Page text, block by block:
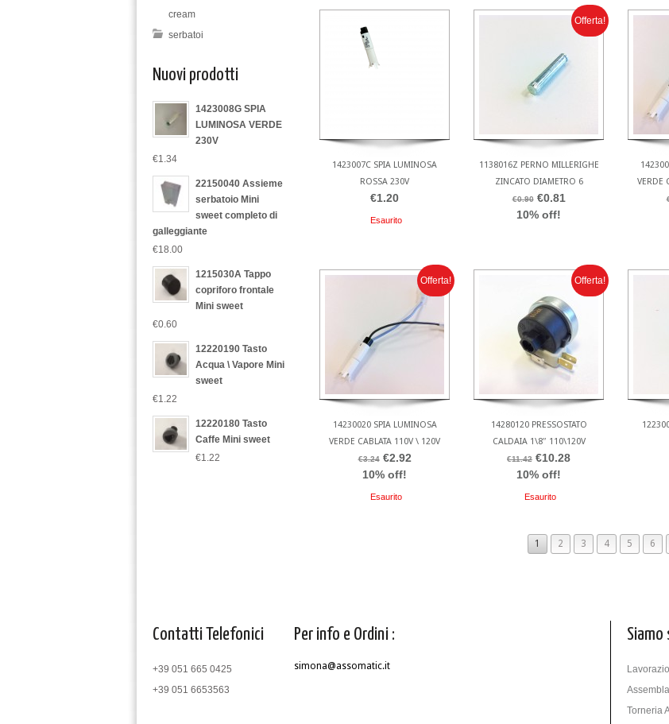
1423007C SPIA LUMINOSA
ROSSA 230V
€1.20
Esaurito
Offerta!
1138016Z PERNO MILLERIGHE
ZINCATO DIAMETRO 6
€0.90 €0.81
10% off!
VERDE
Offerta!
14230020 SPIA LUMINOSA
VERDE CABLATA 110V \ 120V
€3.24 €2.92
10% off!
Esaurito
Offerta!
14280120 PRESSOSTATO
CALDAIA 1\8″ 110\120V
€11.42 €10.28
10% off!
Esaurito
1 2 3 4 5 6
cream
serbatoi
Nuovi prodotti
1423008G SPIA
LUMINOSA VERDE
230V
€1.34
22150040 Assieme
serbatoio Mini
sweet completo di
galleggiante
€18.00
1215030A Tappo
copriforo frontale
Mini sweet
€0.60
12220190 Tasto
Acqua \ Vapore Mini
sweet
€1.22
12220180 Tasto
Caffe Mini sweet
€1.22
Contatti Telefonici
+39 051 665 0425
+39 051 6653563
Per info e Ordini :
simona@assomatic.it
Torneria